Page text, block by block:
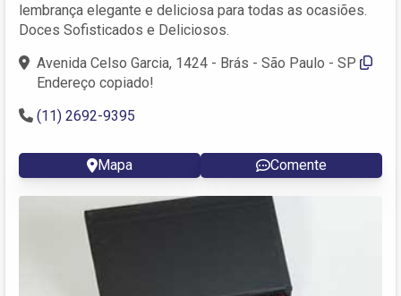
lembrança elegante e deliciosa para todas as ocasiões.
Doces Sofisticados e Deliciosos.
Avenida Celso Garcia, 1424 - Brás - São Paulo - SP
Endereço copiado!
(11) 2692-9395
Mapa Comente